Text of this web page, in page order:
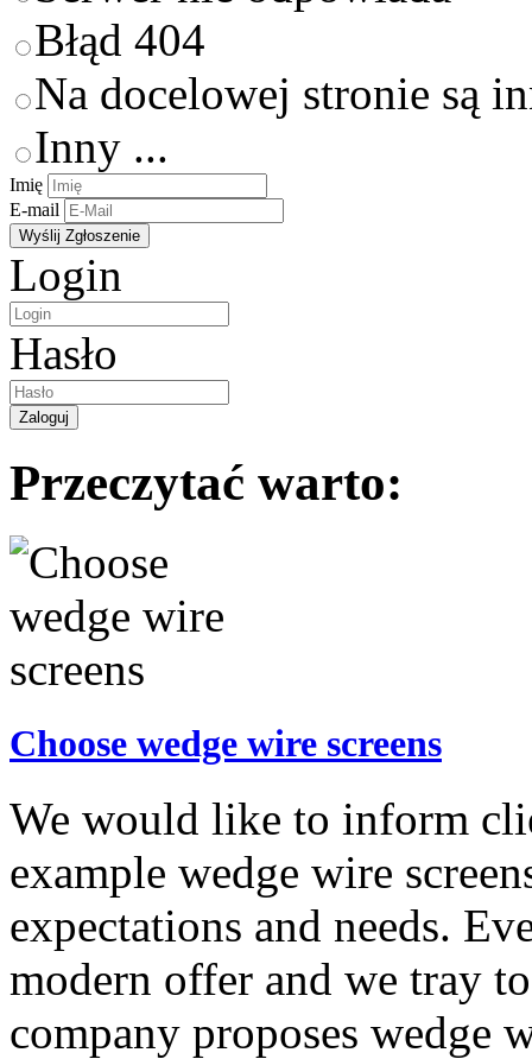
Błąd 404
Na docelowej stronie są
Inny ...
Imię
E-mail
Login
Hasło
Przeczytać warto:
Choose wedge wire screens
We would like to inform
example wedge wire
expectations and needs.
modern offer and we tray
company proposes wedge